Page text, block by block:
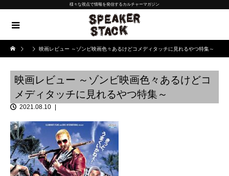
様々な視点で情報を発信するカルチャーマガジン
映画レビュー ～ゾンビ映画色々あるけどコメディタッチに見れるやつ特集～
映画レビュー ～ゾンビ映画色々あるけどコ
メディタッチに見れるやつ特集～
2021.08.10